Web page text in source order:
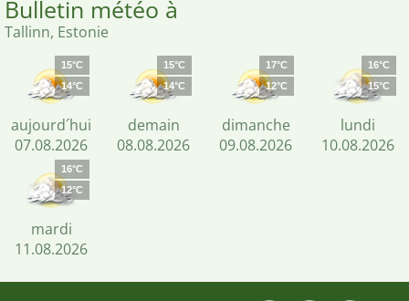
Bulletin météo à
Tallinn, Estonie
15°C
14°C
aujourd´hui
07.08.2026
15°C
14°C
demain
08.08.2026
17°C
12°C
dimanche
09.08.2026
16°C
15°C
lundi
10.08.2026
16°C
12°C
mardi
11.08.2026